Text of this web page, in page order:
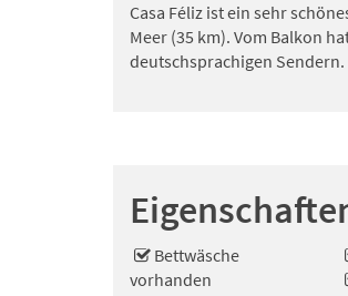
Casa Féliz ist ein sehr
Meer (35 km). Vom Balkon
deutschsprachigen
Bettwäsche
vorhanden